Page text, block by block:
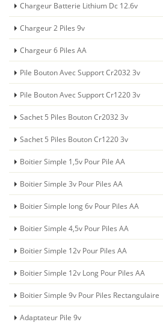
Chargeur Batterie Lithium Dc 12.6v
Chargeur 2 Piles 9v
Chargeur 6 Piles AA
Pile Bouton Avec Support Cr2032 3v
Pile Bouton Avec Support Cr1220 3v
Sachet 5 Piles Bouton Cr2032 3v
Sachet 5 Piles Bouton Cr1220 3v
Boitier Simple 1,5v Pour Pile AA
Boitier Simple 3v Pour Piles AA
Boitier Simple long 6v Pour Piles AA
Boitier Simple 4,5v Pour Piles AA
Boitier Simple 12v Pour Piles AA
Boitier Simple 12v Long Pour Piles AA
Boitier Simple 9v Pour Piles Rectangulaire
Adaptateur Pile 9v